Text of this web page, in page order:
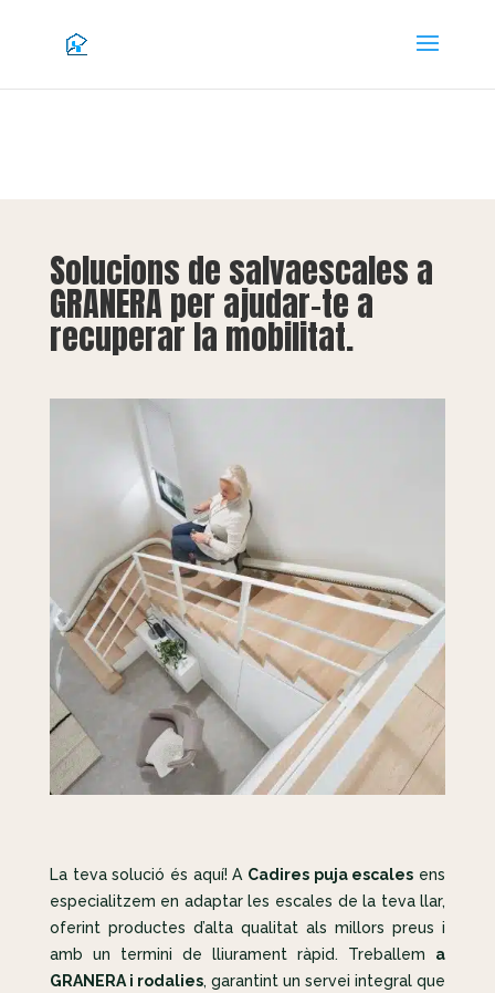
Solucions de salvaescales a
GRANERA per ajudar-te a
recuperar la mobilitat.
La teva solució és aquí! A Cadires puja escales ens
especialitzem en adaptar les escales de la teva llar,
oferint productes d’alta qualitat als millors preus i
amb un termini de lliurament ràpid. Treballem a
GRANERA i rodalies, garantint un servei integral que